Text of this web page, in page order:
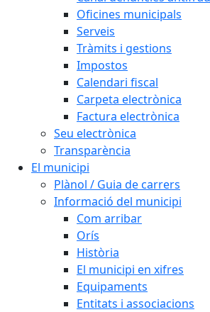
Oficines municipals
Serveis
Tràmits i gestions
Impostos
Calendari fiscal
Carpeta electrònica
Factura electrònica
Seu electrònica
Transparència
El municipi
Plànol / Guia de carrers
Informació del municipi
Com arribar
Orís
Història
El municipi en xifres
Equipaments
Entitats i associacions